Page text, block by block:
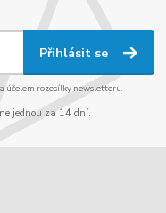
Přihlásit se
účelem rozesílky newsletteru.
jednou za 14 dní.